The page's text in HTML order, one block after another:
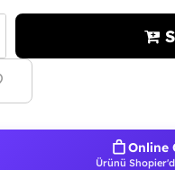
Online
Ürünü